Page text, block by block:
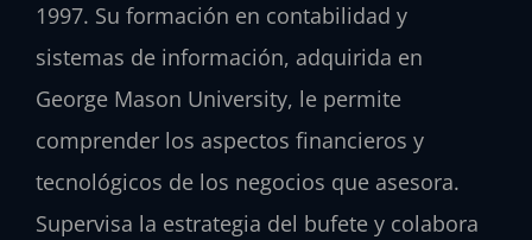
1997. Su formación en contabilidad y
sistemas de información, adquirida en
George Mason University, le permite
comprender los aspectos financieros y
tecnológicos de los negocios que asesora.
Supervisa la estrategia del bufete y colabora